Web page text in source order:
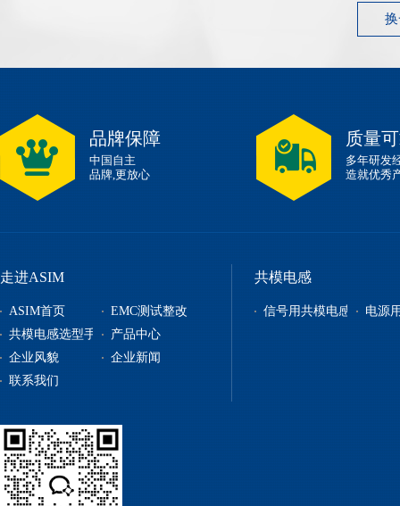
品牌保障
中国自主
品牌,更放心
质量
多年研发
造就优秀
走进ASIM
ASIM首页
EMC测试整改
共模电感选型手册 产品中心
信号用共模电感
企业风貌
企业新闻
联系我们
共模电感
信号用共模电感 电源